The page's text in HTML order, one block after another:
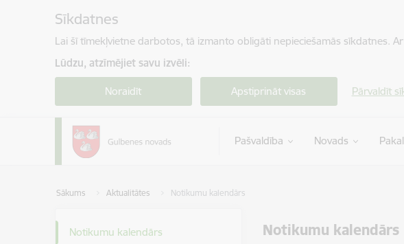
Sīkdatnes
Lai šī tīmekļvietne darbotos, tā izmanto obligāti nepieciešamās sīkdatnes.
Lūdzu, atzīmējiet savu izvēli:
Noraidīt Apstiprināt visas Pārvaldīt
Pašvaldība Novads
Sākums Aktualitātes Notikumu kalendārs
Notikumu kalendārs
Notikumu kalendārs